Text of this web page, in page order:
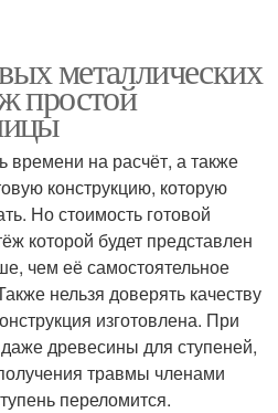
металлических
простой
времени на расчёт, а также
конструкцию, которую
Но стоимость готовой
которой будет представлен
чем её самостоятельное
нельзя доверять качеству
изготовлена. При
древесины для ступеней,
травмы членами
переломится.